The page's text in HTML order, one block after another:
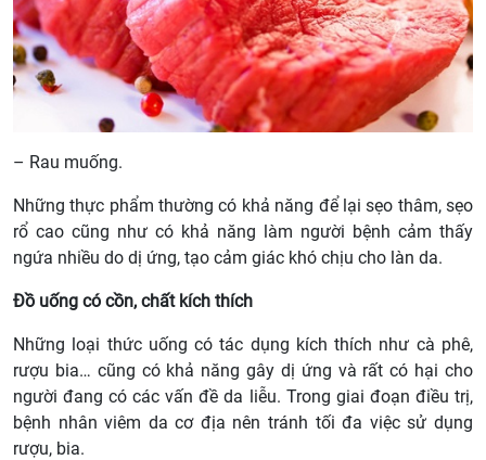
– Rau muống.
Những thực phẩm thường có khả năng để lại sẹo thâm, sẹo
rổ cao cũng như có khả năng làm người bệnh cảm thấy
ngứa nhiều do dị ứng, tạo cảm giác khó chịu cho làn da.
Đồ uống có cồn, chất kích thích
Những loại thức uống có tác dụng kích thích như cà phê,
rượu bia… cũng có khả năng gây dị ứng và rất có hại cho
người đang có các vấn đề da liễu. Trong giai đoạn điều trị,
bệnh nhân viêm da cơ địa nên tránh tối đa việc sử dụng
rượu, bia.